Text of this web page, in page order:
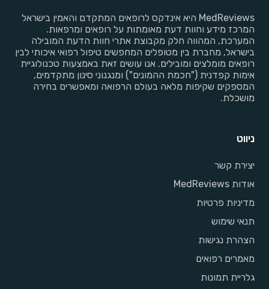
MedReviews היא אינדקס לרופאים המתקדם והאמין בישראל
המרכז מידע וחוות דעת מאומתות על רופאים ומרפאות.
המערכת, המהווה חלק מקבוצת אתרי חוות הדעת המובילה
בישראל, מחברת בין מטופלים המחפשים טיפול רפואי איכותי לבין
רופאים מומלצים ומובילים. אנו עושים זאת באמצעות טכנולוגיית
אימות קפדנית ("חכמת ההמונים") ומנגנוני סינון מתקדמים,
המספקים שקיפות מלאה בעולם הרפואה ומאפשרים בחירה
מושכלת.
ניווט
יצירת קשר
אודות MedReviews
מדיניות פרטיות
תנאי שימוש
הצהרת נגישות
מאמרים רפואים
גלריית תמונות